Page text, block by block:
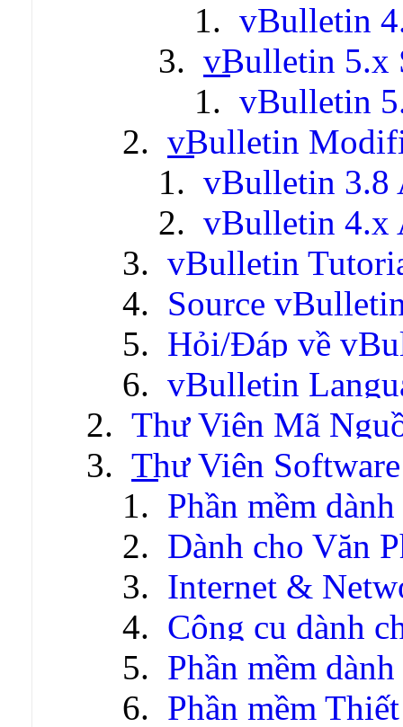
vBulletin
vBulletin 5.x
vBulletin
vBulletin
vBulletin 3.8
vBulletin 4.x
vBulletin
Source
Hỏi/Đáp về
vBulletin
Thư Viện Mã
Thư Viện Software
Phần mềm
Dành cho Văn
Internet &
Công cụ dành
Phần mềm
Phần mềm